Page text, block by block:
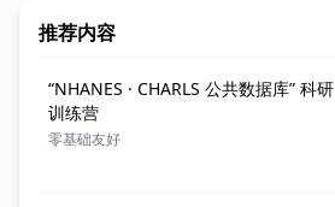
推荐内容
“NHANES · CHARLS 公共数据库” 科研
训练营
零基础友好